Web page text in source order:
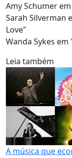
Amy Schumer
Sarah Silverman
Love"
Wanda Sykes
Leia também
A música que